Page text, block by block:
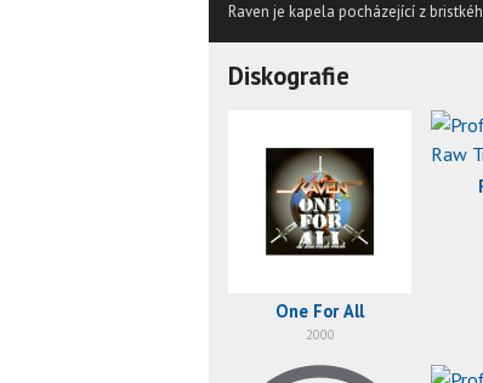
Raven je kapela pocházející z
Diskografie
One For All
2000